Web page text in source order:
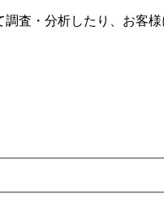
査・分析したり、お客